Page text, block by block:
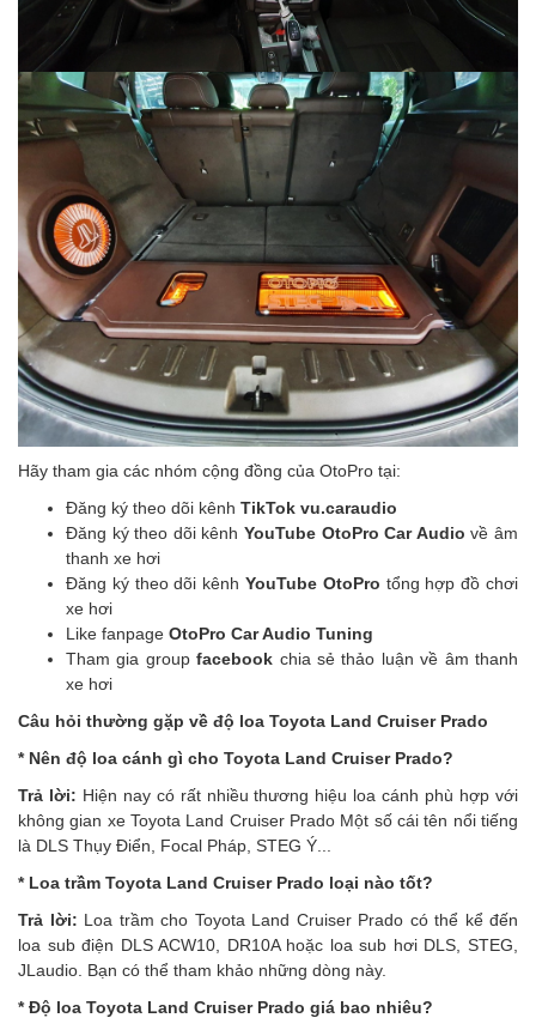
Hãy tham gia các nhóm cộng đồng của OtoPro tại:
Đăng ký theo dõi kênh TikTok vu.caraudio
Đăng ký theo dõi kênh YouTube OtoPro Car Audio về âm
thanh xe hơi
Đăng ký theo dõi kênh YouTube OtoPro tổng hợp đồ chơi
xe hơi
Like fanpage OtoPro Car Audio Tuning
Tham gia groupfacebook chia sẻ thảo luận về âm thanh
xe hơi
Câu hỏi thường gặp về độ loa Toyota Land Cruiser Prado
* Nên độ loa cánh gì cho Toyota Land Cruiser Prado?
Trả lời: Hiện nay có rất nhiều thương hiệu loa cánh phù hợp với
không gian xe Toyota Land Cruiser Prado Một số cái tên nổi tiếng
là DLS Thụy Điển, Focal Pháp, STEG Ý...
* Loa trầm Toyota Land Cruiser Prado loại nào tốt?
Trả lời: Loa trầm cho Toyota Land Cruiser Prado có thể kể đến
loa sub điện DLS ACW10, DR10A hoặc loa sub hơi DLS, STEG,
JLaudio. Bạn có thể tham khảo những dòng này.
* Độ loa Toyota Land Cruiser Prado giá bao nhiêu?